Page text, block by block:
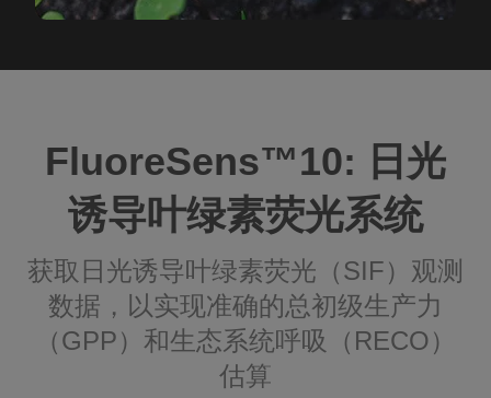
FluoreSens™️10: 日光
诱导叶绿素荧光系统
获取日光诱导叶绿素荧光（SIF）观测
数据，以实现准确的总初级生产力
（GPP）和生态系统呼吸（RECO）
估算